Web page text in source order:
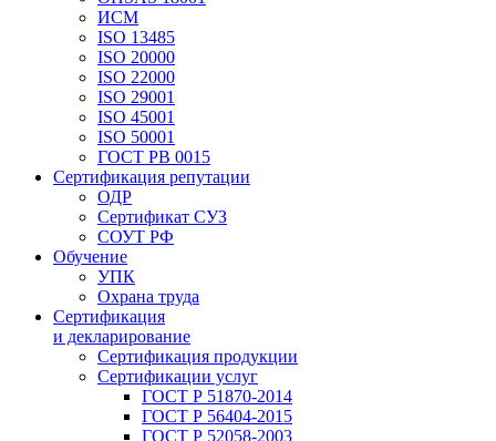
ИСМ
ISO 13485
ISO 20000
ISO 22000
ISO 29001
ISO 45001
ISO 50001
ГОСТ РВ 0015
Сертификация репутации
ОДР
Сертификат СУЗ
СОУТ РФ
Обучение
УПК
Охрана труда
Сертификация
и декларирование
Сертификация продукции
Сертификации услуг
ГОСТ Р 51870-2014
ГОСТ Р 56404-2015
ГОСТ Р 52058-2003